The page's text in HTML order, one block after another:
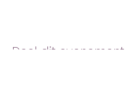
Deel dit evenement